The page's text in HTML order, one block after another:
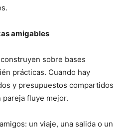
amigables
sobre bases
prácticas. Cuando hay
y presupuestos compartidos
fluye mejor.
un viaje, una salida o un